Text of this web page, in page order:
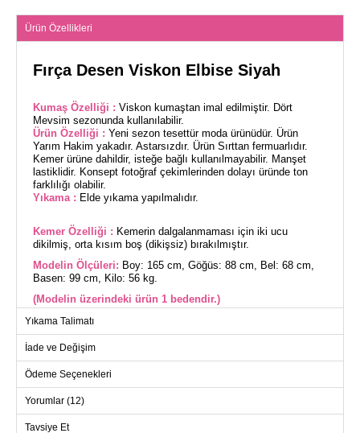
Ürün Özellikleri
Fırça Desen Viskon Elbise Siyah
Kumaş Özelliği : Viskon kumaştan imal edilmiştir. Dört
Mevsim sezonunda kullanılabilir.
Ürün Özelliği : Yeni sezon tesettür moda ürünüdür. Ürün
Yarım Hakim yakadır. Astarsızdır. Ürün Sırttan fermuarlıdır.
Kemer ürüne dahildir, isteğe bağlı kullanılmayabilir. Manşet
lastiklidir. Konsept fotoğraf çekimlerinden dolayı üründe ton
farklılığı olabilir.
Yıkama : Elde yıkama yapılmalıdır.
Kemer Özelliği : Kemerin dalgalanmaması için iki ucu
dikilmiş, orta kısım boş (dikişsiz) bırakılmıştır.
Modelin Ölçüleri: Boy: 165 cm, Göğüs: 88 cm, Bel: 68 cm,
Basen: 99 cm, Kilo: 56 kg.
(Modelin üzerindeki ürün 1 bedendir.)
Dört mevsim rahatlıkla giyebileceğiniz bu elbise, viskon
kumaştan üretilmiştir ve elde yıkama gerektirir. Yarım hakim
yaka ve sırttan fermuarı ile modern bir görünüme sahiptir.
Astarsız tasarımıyla hafif ve konforludur. Elbiseye dahil olan
kemer, iki ucu dikilmiş olup, ortası dikişsizdir, kullanımı ise
opsiyoneldir. Manşetleri lastikli olan bu elbise, tüm günlük ve
özel etkinliklerde tercih edilebilir.
Yıkama Talimatı
İade ve Değişim
Ödeme Seçenekleri
Yorumlar (12)
Tavsiye Et